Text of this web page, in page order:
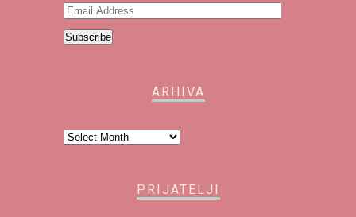
Email
Address
Subscribe
ARHIVA
Arhiva
PRIJATELJI